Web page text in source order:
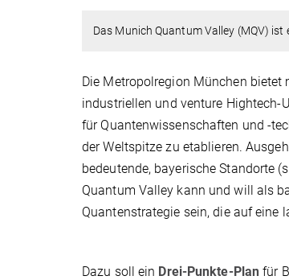
Das Munich Quantum Valley (MQV)
Die Metropolregion München
industriellen und venture Hightech-
für Quantenwissenschaften und -
der Weltspitze zu etablieren.
bedeutende, bayerische Standorte
Quantum Valley kann und will als
Quantenstrategie sein, die auf
Dazu soll ein Drei-Punkte-Planfür